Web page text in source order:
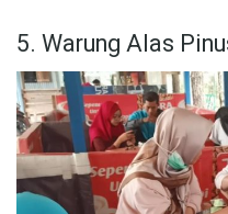
5. Warung Alas